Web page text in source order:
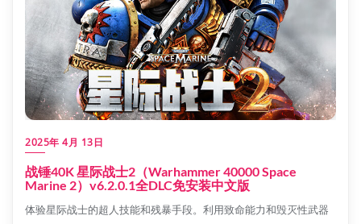
2025年 4月 13日
战锤40K 星际战士2（Warhammer 40000 Space
Marine 2）v6.2.0.1全DLC免安装中文版
体验星际战士的超人技能和残暴手段。利用致命能力和毁灭性武器